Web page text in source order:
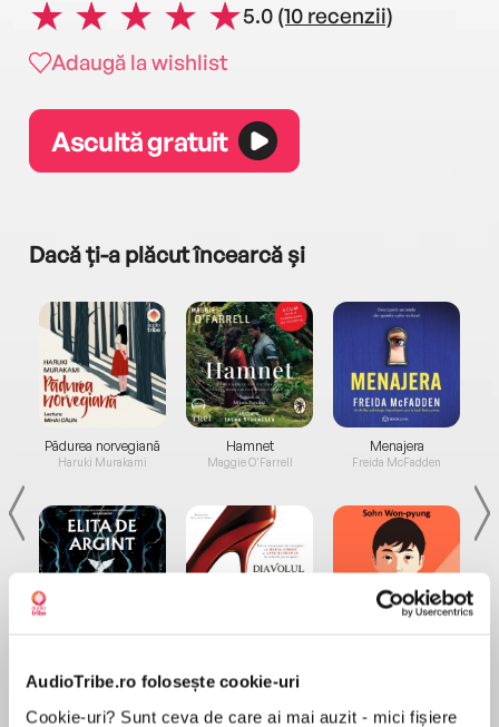
AudioTribe.ro folosește cookie-uri
Cookie-uri? Sunt ceva de care ai mai auzit - mici fișiere
5.0 (10 recenzii)
Adaugă la wishlist
Ascultă gratuit
Dacă ți-a plăcut încearcă și
Pădurea norvegiană
Haruki Murakami
Hamnet
Maggie O'Farrell
Menajera
Freida McFadden